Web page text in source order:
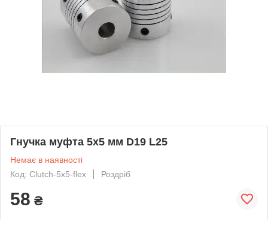
Гнучка муфта 5х5 мм D19 L25
Немає в наявності
Код: Clutch-5x5-flex
Роздріб
58 ₴